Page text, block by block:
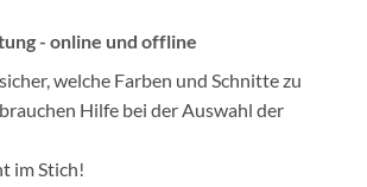
- online und offline
welche Farben und Schnitte zu
Hilfe bei der Auswahl der
im Stich!